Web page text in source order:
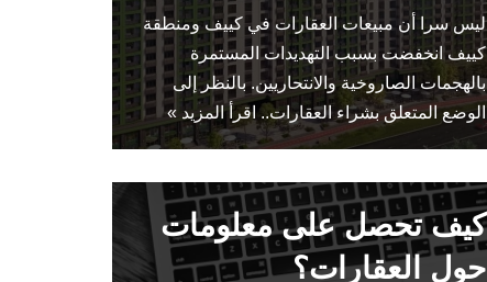
ليس سرا أن مبيعات العقارات في كييف ومنطقة
كييف انخفضت بسبب التهديدات المستمرة
بالهجمات الصاروخية والانتحاريين. بالنظر إلى
الوضع المتعلق بشراء العقارات.. اقرأ المزيد »
كيف تحصل على معلومات
حول العقارات؟